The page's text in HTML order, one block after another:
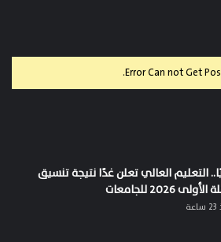
Error Can not Get
التعليم العالي تعلن غدًا نتيجة تنسيق
2026 للجامعات